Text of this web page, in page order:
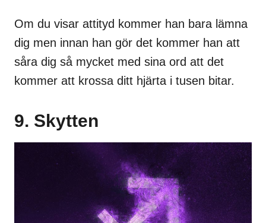
Om du visar attityd kommer han bara lämna
dig men innan han gör det kommer han att
såra dig så mycket med sina ord att det
kommer att krossa ditt hjärta i tusen bitar.
9. Skytten